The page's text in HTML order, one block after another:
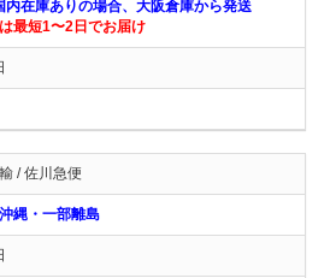
在庫ありの場合、大阪倉庫から発送
最短1〜2日でお届け
/ 佐川急便
縄・一部離島